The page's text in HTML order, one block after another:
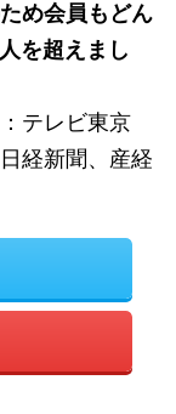
め会員もどん
を超えまし
テレビ東京
経新聞、産経